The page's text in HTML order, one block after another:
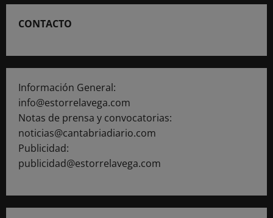
CONTACTO
Información General:
info@estorrelavega.com
Notas de prensa y convocatorias:
noticias@cantabriadiario.com
Publicidad:
publicidad@estorrelavega.com